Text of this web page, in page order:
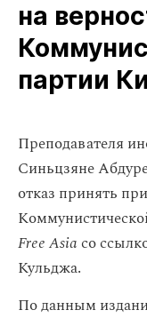
на
партии
Преподавателя
Синьцзяне
отказ принять
Free Asiaсо
Кульджа.
По данным